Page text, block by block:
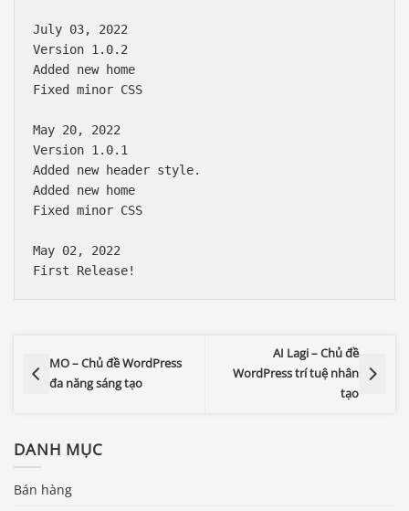
July 03, 2022
Version 1.0.2
Added new home
Fixed minor CSS
May 20, 2022
Version 1.0.1
Added new header style.
Added new home
Fixed minor CSS
May 02, 2022
MO – Chủ đề WordPress
đa năng sáng tạo
AI Lagi – Chủ đề
WordPress trí tuệ nhân
tạo
DANH MỤC
Bán hàng